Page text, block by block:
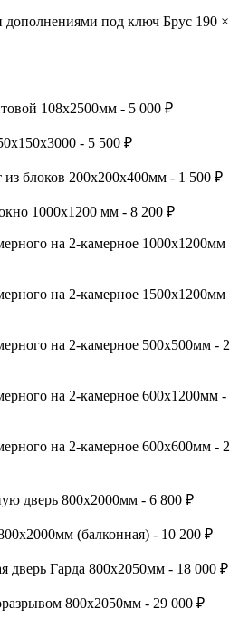
под ключ Брус 190 ×
108х2500мм - 5 000 ₽
- 5 500 ₽
блоков 200х200х400мм - 1 500 ₽
1000х1200 мм - 8 200 ₽
на 2-камерное 1000х1200мм
на 2-камерное 1500х1200мм
на 2-камерное 500х500мм - 2
на 2-камерное 600х1200мм -
на 2-камерное 600х600мм - 2
дверь 800х2000мм - 6 800 ₽
(балконная) - 10 200 ₽
дверь Гарда 800х2050мм - 18 000 ₽
800х2050мм - 29 000 ₽